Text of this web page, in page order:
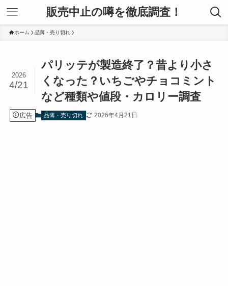
販売中止の噂を徹底調査！
ホーム 品薄・売り切れ
パリッテが製造終了？昔より小さ
くなった？いちごやチョコミント
など種類や値段・カロリー調査
2026
4/21
広告 品薄・売り切れ 2026年4月21日